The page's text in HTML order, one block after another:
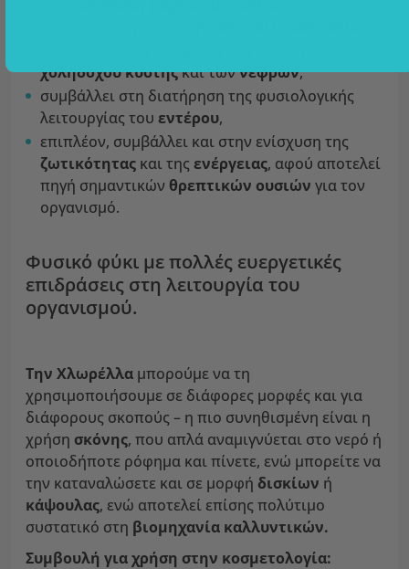
χοληδόχου κύστηςκαι τωννεφρών,
συμβάλλει στη διατήρηση της φυσιολογικής
λειτουργίας του εντέρου,
επιπλέον, συμβάλλει και στην ενίσχυση της
ζωτικότητας και της ενέργειας, αφού αποτελεί
πηγή σημαντικών θρεπτικών ουσιών για τον
οργανισμό.
Φυσικό φύκι με πολλές ευεργετικές
επιδράσεις στη λειτουργία του
οργανισμού.
Την Χλωρέλλα μπορούμε να τη
χρησιμοποιήσουμε σε διάφορες μορφές και για
διάφορους σκοπούς – η πιο συνηθισμένη είναι η
χρήση σκόνης, που απλά αναμιγνύεται στο νερό ή
οποιοδήποτε ρόφημα και πίνετε, ενώ μπορείτε να
την καταναλώσετε και σε μορφή δισκίων ή
κάψουλας, ενώ αποτελεί επίσης πολύτιμο
συστατικό στη βιομηχανία καλλυντικών.
Συμβουλή για χρήση στην κοσμετολογία: